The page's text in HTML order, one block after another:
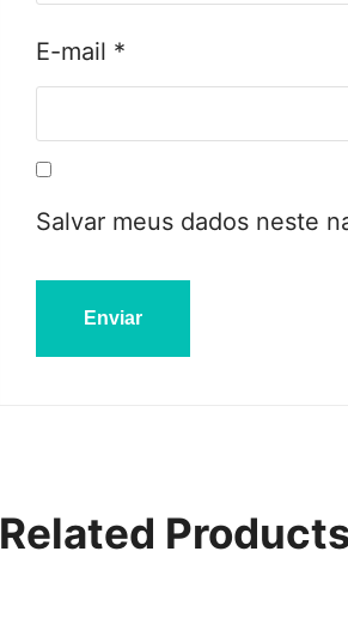
E-mail *
Salvar meus dados neste
Related